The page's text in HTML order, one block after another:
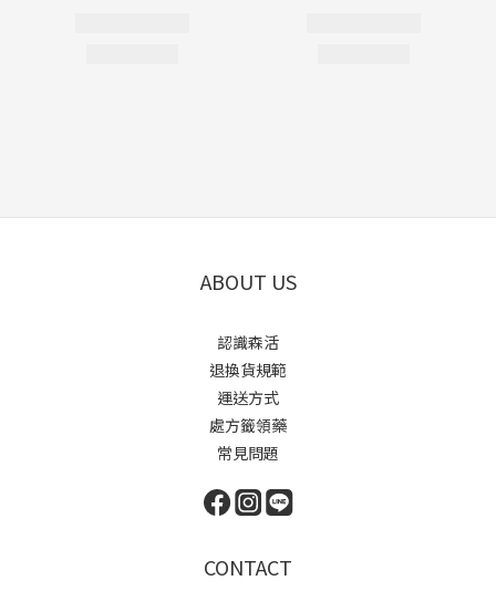
ABOUT US
認識森活
退換貨規範
運送方式
處方籤領藥
常見問題
CONTACT